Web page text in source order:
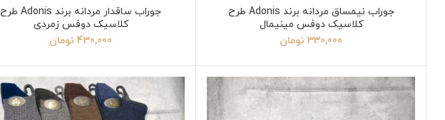
جوراب نیمساق مردانه برند Adonis طرح
کلاسیک دوفس مینیمال
330,000 تومان
جوراب ساقدار مردانه برند Adonis طرح
کلاسیک دوفس زمردی
430,000 تومان